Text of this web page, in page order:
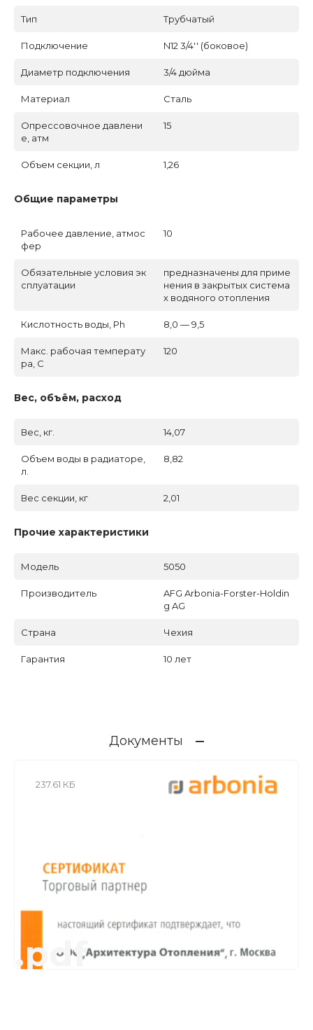
Тип Трубчатый
Подключение N12 3/4'' (боковое)
Диаметр подключения 3/4 дюйма
Материал Сталь
Опрессовочное давлени
е, атм
15
Объем секции, л 1,26
Общие параметры
Рабочее давление, атмос
фер
10
Обязательные условия эк
сплуатации
предназначены для приме
нения в закрытых система
х водяного отопления
Кислотность воды, Ph 8,0 — 9,5
Макс. рабочая температу
ра, C
120
Вес, объём, расход
Вес, кг. 14,07
Объем воды в радиаторе,
л.
8,82
Вес секции, кг 2,01
Прочие характеристики
Модель 5050
Производитель
AFG Arbonia-Forster-Holdin
g AG
Страна Чехия
Гарантия 10 лет
Документы
237.61 КБ
.pdf